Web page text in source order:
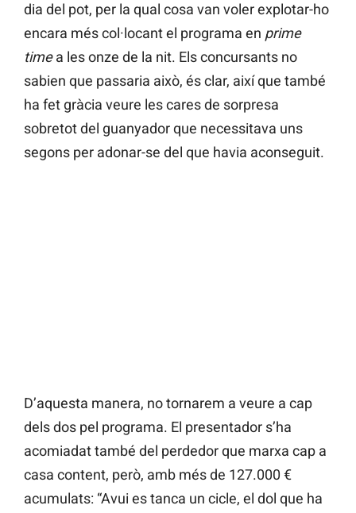
dia del pot, per la qual cosa van voler explotar-ho
encara més col·locant el programa en prime
timea les onze de la nit. Els concursants no
sabien que passaria això, és clar, així que també
ha fet gràcia veure les cares de sorpresa
sobretot del guanyador que necessitava uns
segons per adonar-se del que havia aconseguit.
D’aquesta manera, no tornarem a veure a cap
dels dos pel programa. El presentador s’ha
acomiadat també del perdedor que marxa cap a
casa content, però, amb més de 127.000 €
acumulats: “Avui es tanca un cicle, el dol que ha